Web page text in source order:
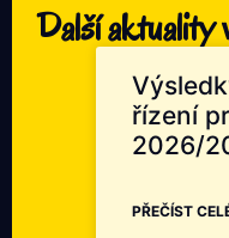
Další aktuality
řízení
2026/
PŘEČÍST